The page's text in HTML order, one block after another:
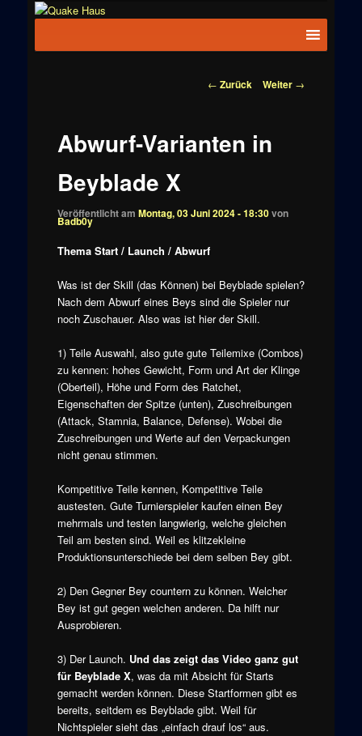
News zu
Beitragsnavigation
← Zurück Weiter →
Abwurf-Varianten in
Beyblade X
Veröffentlicht am Montag, 03 Juni 2024 - 18:30von
Badb0y
Thema Start / Launch / Abwurf
Was ist der Skill (das Können) bei Beyblade spielen?
Nach dem Abwurf eines Beys sind die Spieler nur
noch Zuschauer. Also was ist hier der Skill.
1) Teile Auswahl, also gute gute Teilemixe (Combos)
zu kennen: hohes Gewicht, Form und Art der Klinge
(Oberteil), Höhe und Form des Ratchet,
Eigenschaften der Spitze (unten), Zuschreibungen
(Attack, Stamnia, Balance, Defense). Wobei die
Zuschreibungen und Werte auf den Verpackungen
nicht genau stimmen.
Kompetitive Teile kennen, Kompetitive Teile
austesten. Gute Turnierspieler kaufen einen Bey
mehrmals und testen langwierig, welche gleichen
Teil am besten sind. Weil es klitzekleine
Produktionsunterschiede bei dem selben Bey gibt.
2) Den Gegner Bey countern zu können. Welcher
Bey ist gut gegen welchen anderen. Da hilft nur
Ausprobieren.
3) Der Launch. Und das zeigt das Video ganz gut
für Beyblade X, was da mit Absicht für Starts
gemacht werden können. Diese Startformen gibt es
bereits, seitdem es Beyblade gibt. Weil für
Nichtspieler sieht das „einfach drauf los“ aus.